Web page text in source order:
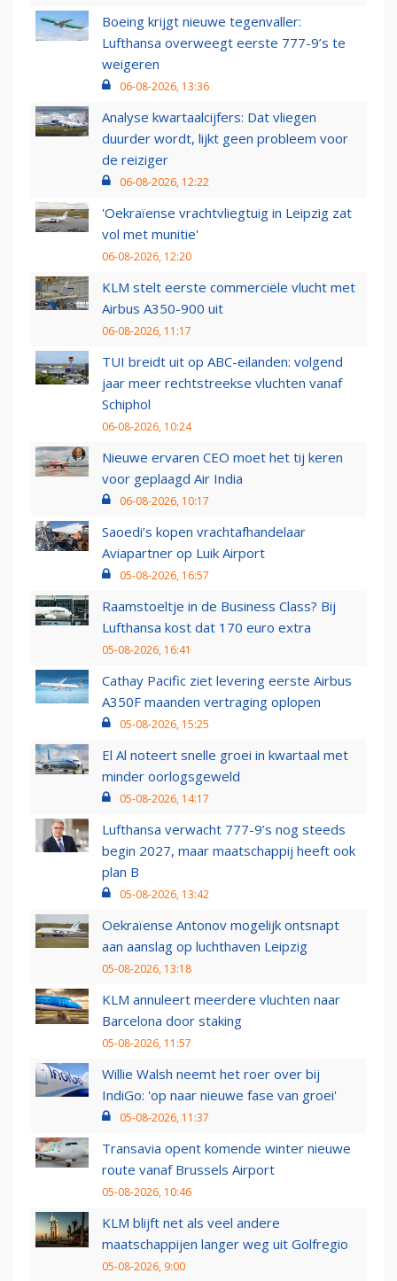
Boeing krijgt nieuwe tegenvaller:
Lufthansa overweegt eerste 777-9’s te
weigeren
06-08-2026, 13:36
Analyse kwartaalcijfers: Dat vliegen
duurder wordt, lijkt geen probleem voor
de reiziger
06-08-2026, 12:22
'Oekraïense vrachtvliegtuig in Leipzig zat
vol met munitie'
06-08-2026, 12:20
KLM stelt eerste commerciële vlucht met
Airbus A350-900 uit
06-08-2026, 11:17
TUI breidt uit op ABC-eilanden: volgend
jaar meer rechtstreekse vluchten vanaf
Schiphol
06-08-2026, 10:24
Nieuwe ervaren CEO moet het tij keren
voor geplaagd Air India
06-08-2026, 10:17
Saoedi’s kopen vrachtafhandelaar
Aviapartner op Luik Airport
05-08-2026, 16:57
Raamstoeltje in de Business Class? Bij
Lufthansa kost dat 170 euro extra
05-08-2026, 16:41
Cathay Pacific ziet levering eerste Airbus
A350F maanden vertraging oplopen
05-08-2026, 15:25
El Al noteert snelle groei in kwartaal met
minder oorlogsgeweld
05-08-2026, 14:17
Lufthansa verwacht 777-9’s nog steeds
begin 2027, maar maatschappij heeft ook
plan B
05-08-2026, 13:42
Oekraïense Antonov mogelijk ontsnapt
aan aanslag op luchthaven Leipzig
05-08-2026, 13:18
KLM annuleert meerdere vluchten naar
Barcelona door staking
05-08-2026, 11:57
Willie Walsh neemt het roer over bij
IndiGo: 'op naar nieuwe fase van groei'
05-08-2026, 11:37
Transavia opent komende winter nieuwe
route vanaf Brussels Airport
05-08-2026, 10:46
KLM blijft net als veel andere
maatschappijen langer weg uit Golfregio
05-08-2026, 9:00